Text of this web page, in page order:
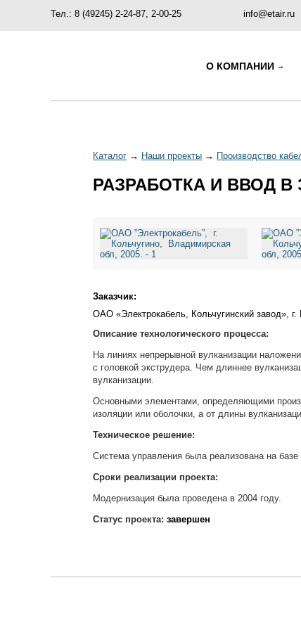
Тел.: 8 (49245) 2-24-87, 2-00-25 info@etair.ru
О КОМПАНИИ
Каталог → Наши проекты → Производство
РАЗРАБОТКА И ВВОД
Заказчик:
ОАО «Электрокабель, Кольчугинский завод»,
Описание технологического процесса:
На линиях непрерывной вулканизации
с головкой экструдера. Чем длиннее
вулканизации.
Основными элементами, определяющими
изоляции или оболочки, а от длины
Техническое решение:
Система управления была реализована на
Сроки реализации проекта:
Модернизация была проведена в 2004 году.
Статус проекта: завершен